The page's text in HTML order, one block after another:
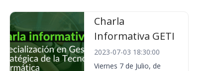
Charla
Informativa GETI
2023-07-03 18:30:00
Viernes 7 de Julio, de